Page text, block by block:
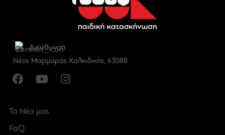
Διεύθυνση
Νέος Μαρμαράς Χαλκιδικής, 63088
Τα Νέα μας
FaQ